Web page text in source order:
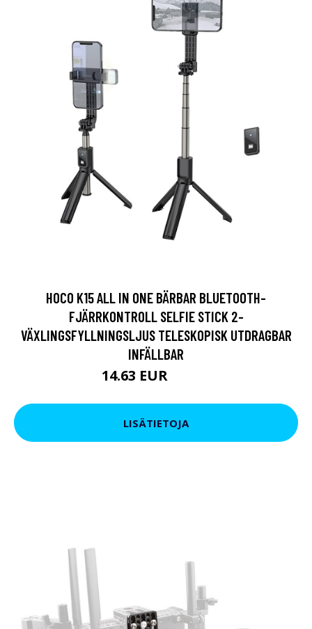
HOCO K15 ALL IN ONE BÄRBAR BLUETOOTH-
FJÄRRKONTROLL SELFIE STICK 2-
VÄXLINGSFYLLNINGSLJUS TELESKOPISK UTDRAGBAR
INFÄLLBAR
14.63 EUR
LISÄTIETOJA